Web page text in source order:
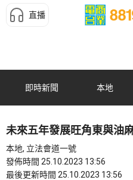
直播
即時新聞 本地
未來五年發展旺角東與油
本地, 立法會道一號
發佈時間 25.10.2023 13:56
最後更新時間 25.10.2023 13:56